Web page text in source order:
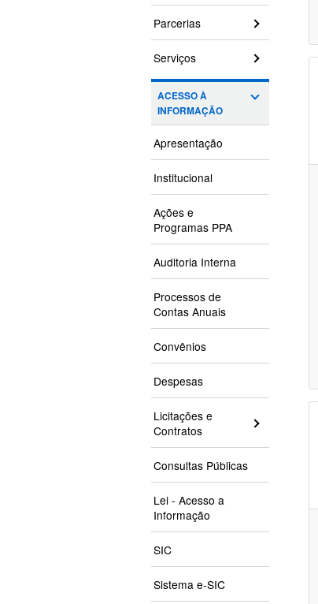
Parcerias
Serviços
ACESSO À
INFORMAÇÃO
Apresentação
Institucional
Ações e
Programas PPA
Auditoria Interna
Processos de
Contas Anuais
Convênios
Despesas
Licitações e
Contratos
Consultas Públicas
Lei - Acesso a
Informação
SIC
Sistema e-SIC